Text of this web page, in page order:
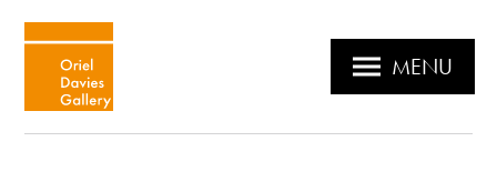
MENU